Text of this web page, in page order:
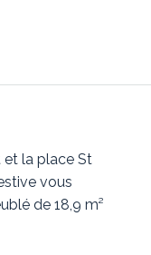
et la place St
vous
de 18,9 m²